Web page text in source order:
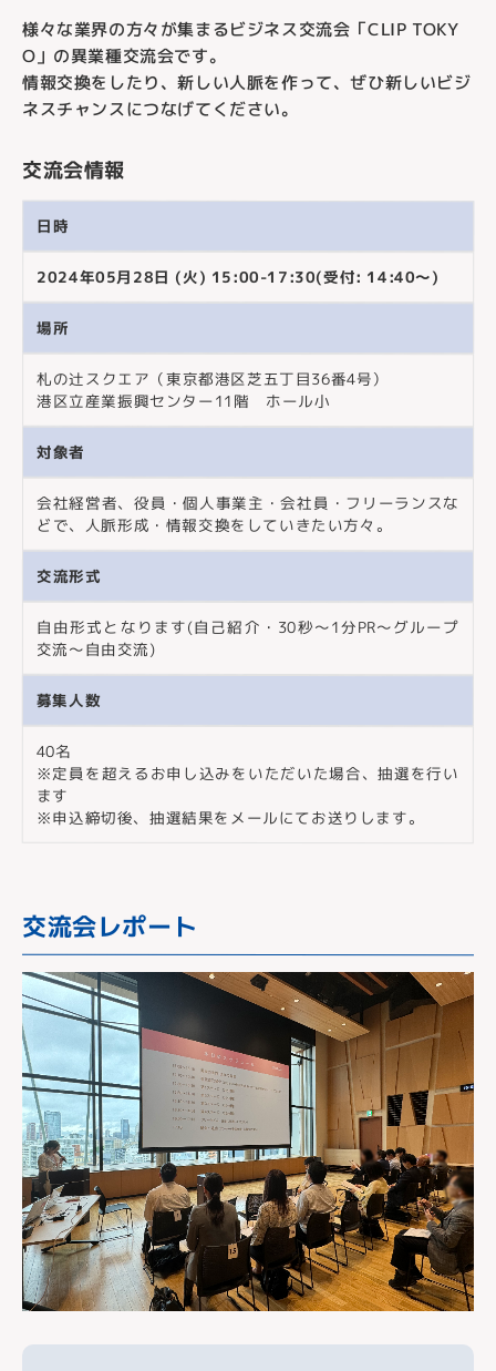
様々な業界の方々が集まるビジネス交流会「CLIP TOKY
O」の異業種交流会です。
情報交換をしたり、新しい人脈を作って、ぜひ新しいビジ
ネスチャンスにつなげてください。
交流会情報
日時
2024年05月28日 (火) 15:00-17:30(受付: 14:40～)
場所
札の辻スクエア（東京都港区芝五丁目36番4号）
港区立産業振興センター11階 ホール小
対象者
会社経営者、役員・個人事業主・会社員・フリーランスな
どで、人脈形成・情報交換をしていきたい方々。
交流形式
自由形式となります(自己紹介・30秒〜1分PR～グループ
交流〜自由交流)
募集人数
40名
※定員を超えるお申し込みをいただいた場合、抽選を行い
ます
※申込締切後、抽選結果をメールにてお送りします。
交流会レポート